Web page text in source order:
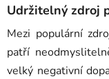
Udržitelný zdroj
Mezi populární
patří
velký negativní